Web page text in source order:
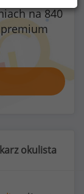
na 840
okulista